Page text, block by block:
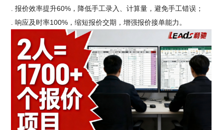
. 报价效率提升60%，降低手工录入、计算量，避免手工错误；
. 响应及时率100%，缩短报价交期，增强报价接单能力。